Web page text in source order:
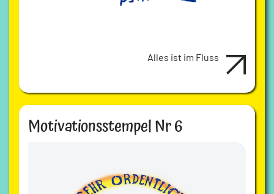
Alles ist im Fluss
Motivationsstempel Nr 6